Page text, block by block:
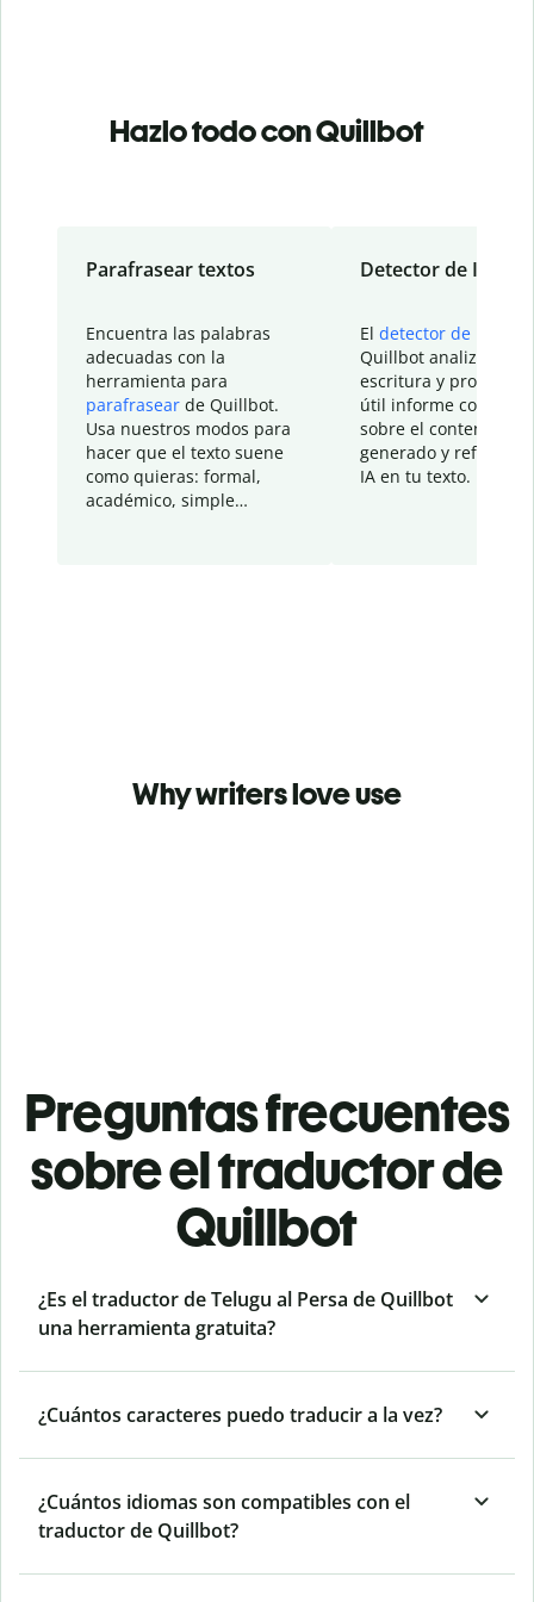
Hazlo todo con Quillbot
Parafrasear textos
Encuentra las palabras
adecuadas con la
herramienta para
parafrasear de Quillbot.
Usa nuestros modos para
hacer que el texto suene
como quieras: formal,
académico, simple…
Detector de IA
El detector de IA
Quillbot analiza tu
escritura y
útil informe con
sobre el contenido
generado y refinado
IA en tu texto.
Why writers love use
Preguntas frecuentes
sobre el traductor de
Quillbot
¿Es el traductor de Telugu al Persa de Quillbot
una herramienta gratuita?
¿Cuántos caracteres puedo traducir a la vez?
¿Cuántos idiomas son compatibles con el
traductor de Quillbot?